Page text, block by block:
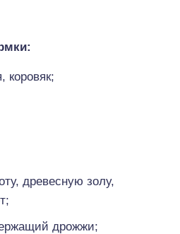
коровяк;
древесную золу,
дрожжи;